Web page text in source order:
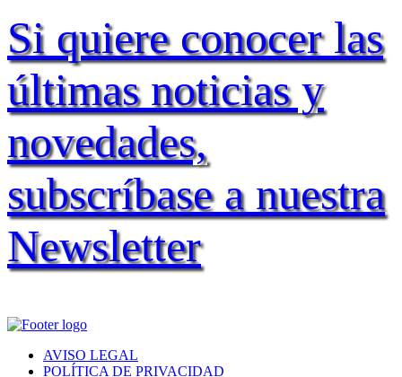
Si quiere conocer las
últimas noticias y
novedades,
subscríbase a nuestra
Newsletter
AVISO LEGAL
POLÍTICA DE PRIVACIDAD